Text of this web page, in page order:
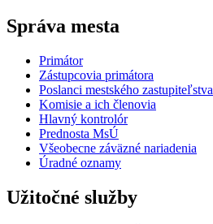
Správa mesta
Primátor
Zástupcovia primátora
Poslanci mestského zastupiteľstva
Komisie a ich členovia
Hlavný kontrolór
Prednosta MsÚ
Všeobecne záväzné nariadenia
Úradné oznamy
Užitočné služby